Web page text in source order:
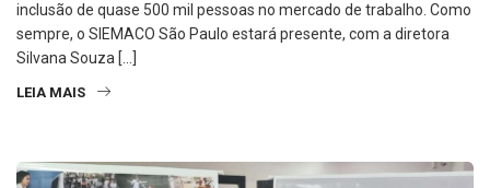
inclusão de quase 500 mil pessoas no mercado de trabalho. Como
sempre, o SIEMACO São Paulo estará presente, com a diretora
Silvana Souza […]
LEIA MAIS